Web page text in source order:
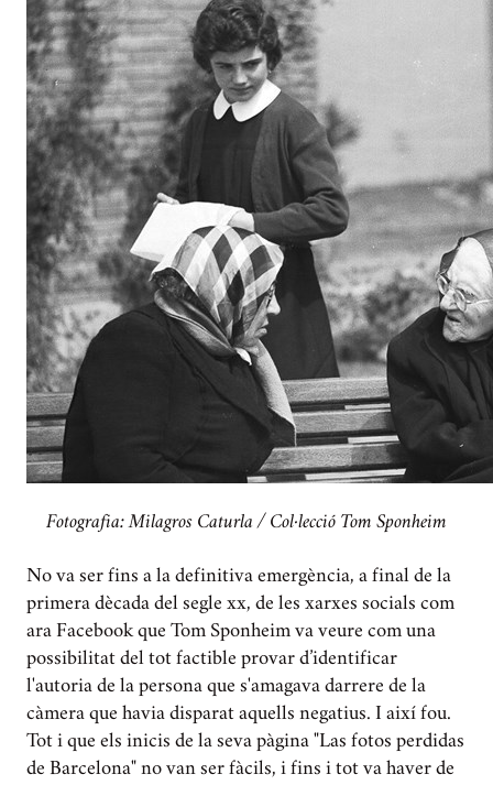
Fotografia: Milagros Caturla / Col·lecció Tom Sponheim
No va ser fins a la definitiva emergència, a final de la
primera dècada del segle xx, de les xarxes socials com
ara Facebook que Tom Sponheim va veure com una
possibilitat del tot factible provar d’identificar
l'autoria de la persona que s'amagava darrere de la
càmera que havia disparat aquells negatius. I així fou.
Tot i que els inicis de la seva pàgina "Las fotos perdidas
de Barcelona" no van ser fàcils, i fins i tot va haver de